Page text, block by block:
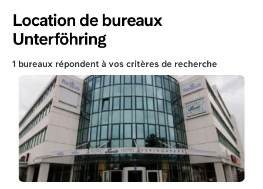
Location de bureaux
Unterföhring
Veuillez choisir la taille de votre équipe
1 bureaux répondent à vos critères de recherche